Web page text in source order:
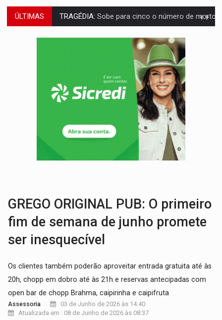
ÚLTIMAS TRANSPORTE DE ARROZ:MPF assegura cumprimento da legislação sobre transporte
DEEPFAKE:Sancionada lei contra violência sexual infantil na
Brasil e Rússia discutem energia nuclear, defesa e
Colisão entre caminhão e carro deixa quatro mortos e um em
ENCONTRO:Amazônia Negra ganha projeção nacional com participação de
Porto Velho tem chances de chuvas isoladas nesta
SINDICATOS UNIDOS: Assembleia Geral delibera greve da educação
PROCESSO SELETIVO: Rondoniaovivo abre oficina de Comunicação com
GREGO ORIGINAL PUB: O primeiro
fim de semana de junho promete
ser inesquecível
Os clientes também poderão aproveitar entrada gratuita até às
20h, chopp em dobro até às 21h e reservas antecipadas com
open bar de chopp Brahma, caipirinha e caipifruta
Assessoria
03 de Junho de 2026 às 14:40
Atualizada em : 08 de Junho de 2026 às 08:37